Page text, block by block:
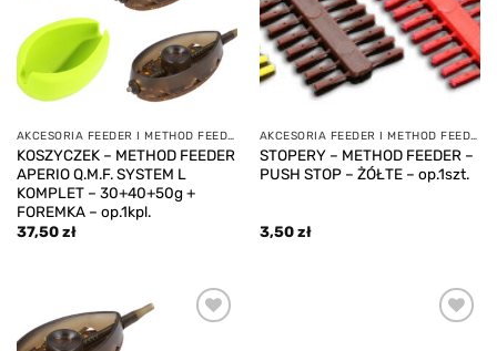
AKCESORIA FEEDER I METHOD FEEDER
KOSZYCZEK – METHOD FEEDER
APERIO Q.M.F. SYSTEM L
KOMPLET – 30+40+50g +
FOREMKA – op.1kpl.
37,50zł
AKCESORIA FEEDER I METHOD FEEDER
STOPERY – METHOD FEEDER –
PUSH STOP – ŻÓŁTE – op.1szt.
3,50zł